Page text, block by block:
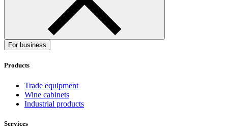
For business
Products
Trade equipment
Wine cabinets
Industrial products
Services